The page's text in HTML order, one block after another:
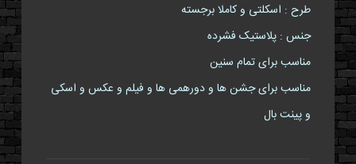
طرح : اسکلتی و کاملا برجسته
جنس : پلاستیک فشرده
مناسب برای تمام سنین
مناسب برای جشن ها و دورهمی ها و فیلم و عکس و اسکی
و پینت بال